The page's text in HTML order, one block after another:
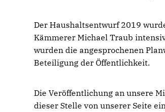
Der Haushaltsentwurf 2019
Kämmerer Michael Traub
wurden die angesprochenen
Beteiligung der Öffentlichkeit.
Die Veröffentlichung an unsere
dieser Stelle von unserer Seite